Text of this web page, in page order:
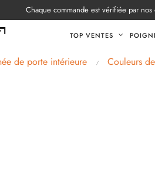
Chaque commande est vérifiée par
TOP VENTES
de porte intérieure Couleurs